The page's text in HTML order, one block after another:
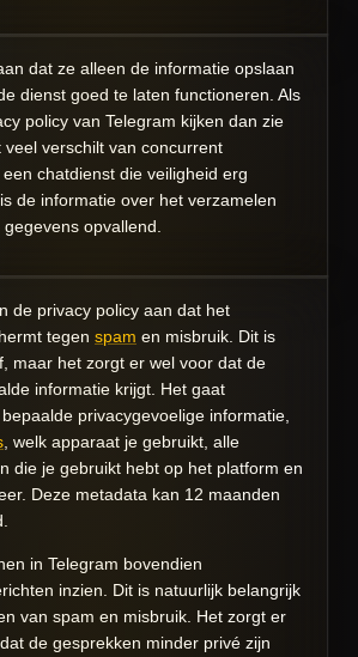
dat ze alleen de informatie opslaan
dienst goed te laten functioneren. Als
policy van Telegram kijken dan zie
veel verschilt van concurrent
chatdienst die veiligheid erg
de informatie over het verzamelen
opvallend.
de privacy policy aan dat het
tegen spam en misbruik. Dit is
maar het zorgt er wel voor dat de
informatie krijgt. Het gaat
privacygevoelige informatie,
, welk apparaat je gebruikt, alle
die je gebruikt hebt op het platform en
Deze metadata kan 12 maanden
in Telegram bovendien
inzien. Dit is natuurlijk belangrijk
van spam en misbruik. Het zorgt er
de gesprekken minder privé zijn